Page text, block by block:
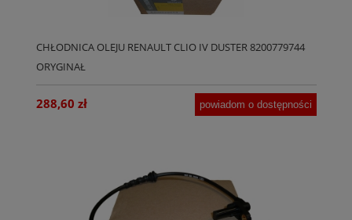
CHŁODNICA OLEJU RENAULT CLIO IV DUSTER 8200779744
ORYGINAŁ
288,60 zł powiadom o dostępności